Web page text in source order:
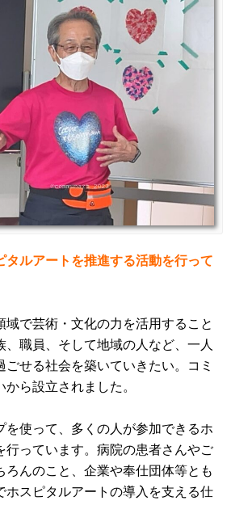
タルアートを推進する活動を行って
域で芸術・文化の力を活用すること
、職員、そして地域の人など、一人
せる社会を築いていきたい。コミ
ら設立されました。
を使って、多くの人が参加できるホ
行っています。病院の患者さんやご
ろんのこと、企業や奉仕団体等とも
ホスピタルアートの導入を支える仕